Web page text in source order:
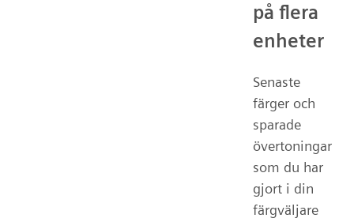
på flera
enheter
Senaste
färger och
sparade
övertoningar
som du har
gjort i din
färgväljare